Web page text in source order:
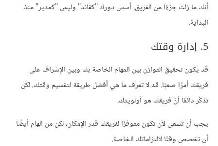
أنك ما زلت جزءًا من الفريق. أسس دورك "كقائد" وليس "كمدير" منذ
البداية.
5. إدارة وقتك
قد يكون تحقيق التوازن بين المهام الخاصة بك وبين الإشراف على
فريقك أمرًا صعبًا. قد لا تعرف ما هي أفضل طريقة لتقسيم وقتك، لكن
تذكّر دائمًا أنّ فريقك هو أولويتك.
يجب أن تسعى لأن تكون متوفرًا لفريقك قدر الإمكان، لكن من الهام أيضًا
أن تخصص وقتًا لالتزاماتك الخاصة.